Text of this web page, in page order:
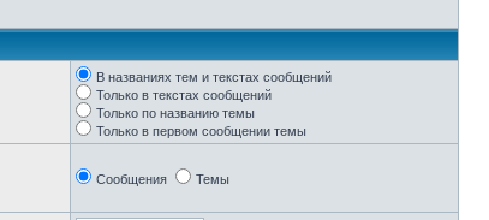
В названиях тем и текстах сообщений
Только в текстах сообщений
Только по названию темы
Только в первом сообщении темы
Сообщения Темы